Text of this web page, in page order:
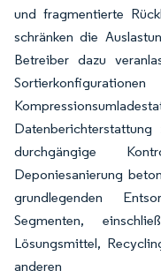
und fragmentierte
schränken die
Betreiber dazu
durchgängige
Deponiesanierung
grundlegenden
Segmenten,
Lösungsmittel,